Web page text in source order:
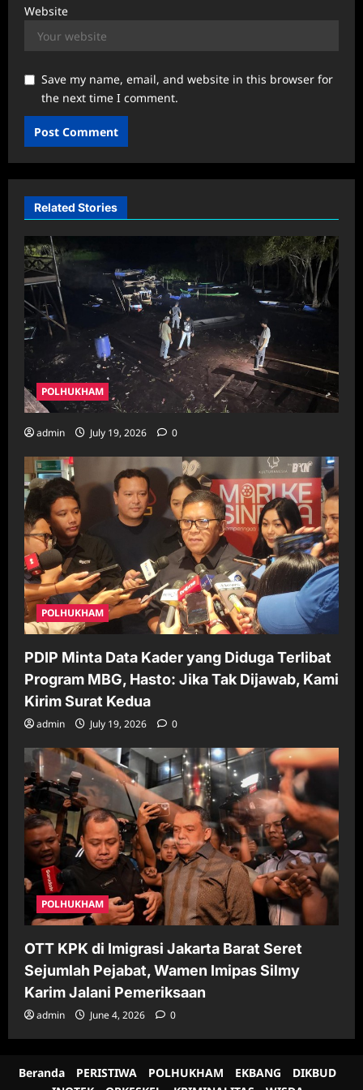
Website
Save my name, email, and website in this browser for
the next time I comment.
Related Stories
POLHUKHAM
admin July 19, 2026 0
POLHUKHAM
PDIP Minta Data Kader yang Diduga Terlibat
Program MBG, Hasto: Jika Tak Dijawab, Kami
Kirim Surat Kedua
admin July 19, 2026 0
POLHUKHAM
OTT KPK di Imigrasi Jakarta Barat Seret
Sejumlah Pejabat, Wamen Imipas Silmy
Karim Jalani Pemeriksaan
admin June 4, 2026 0
Beranda PERISTIWA POLHUKHAM EKBANG
DIKBUD